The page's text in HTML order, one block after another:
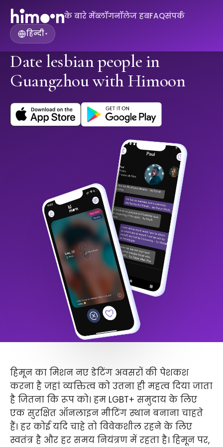
के बारे मेंब्लॉगनॉलेज हबFAQसंपर्क
हिन्दी▾
Date lesbian people in
Guangzhou with Himoon
हिमून का मिशन नए डेटिंग अवसरों की पेशकश
करना है जहां व्यक्तित्व को उतना ही महत्व दिया जाता
है जितना कि रूप को। हम LGBT+ समुदाय के लिए
एक सुरक्षित ऑनलाइन मीटिंग स्थान बनाना चाहते
हैं। हर कोई यदि चाहे तो विवेकशील रहने के लिए
स्वतंत्र है और हर समय नियंत्रण में रहता है। हिमून पर,